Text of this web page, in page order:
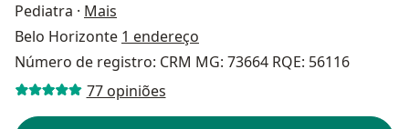
Pediatra · Mais
Belo Horizonte 1 endereço
Número de registro: CRM MG: 73664 RQE: 56116
77 opiniões